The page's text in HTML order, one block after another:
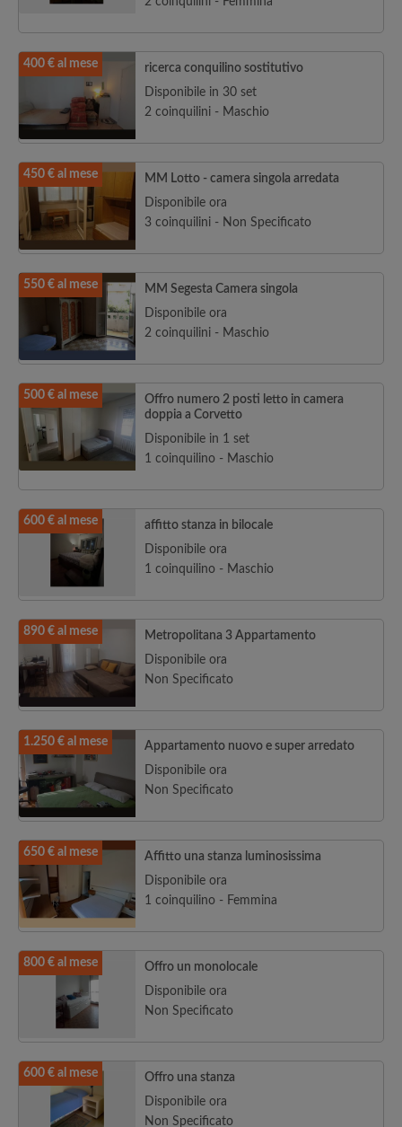
400 € al mese
ricerca conquilino sostitutivo
Disponibile in 30 set
2 coinquilini - Maschio
450 € al mese
MM Lotto - camera singola arredata
Disponibile ora
3 coinquilini - Non Specificato
550 € al mese
MM Segesta Camera singola
Disponibile ora
2 coinquilini - Maschio
500 € al mese
Offro numero 2 posti letto in camera
doppia a Corvetto
Disponibile in 1 set
1 coinquilino - Maschio
600 € al mese
affitto stanza in bilocale
Disponibile ora
1 coinquilino - Maschio
890 € al mese
Metropolitana 3 Appartamento
Disponibile ora
Non Specificato
1.250 € al mese
Appartamento nuovo e super arredato
Disponibile ora
Non Specificato
650 € al mese
Affitto una stanza luminosissima
Disponibile ora
1 coinquilino - Femmina
800 € al mese
Offro un monolocale
Disponibile ora
Non Specificato
600 € al mese
Offro una stanza
Disponibile ora
Non Specificato